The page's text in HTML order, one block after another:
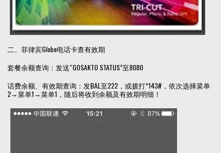
二、菲律宾Globe电话卡查有效期
套餐余额查询：发送“GOSAKTO STATUS”至8080
话费余额、有效期查询：发BAL至222，或拨打*143#，依次选择菜单
2→菜单1→菜单1，随后将收到余额及有效期明细！